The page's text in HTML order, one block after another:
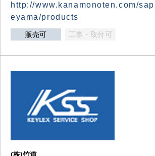
http://www.kanamonoten.com/
eyama/products
販売可 工事・取付可